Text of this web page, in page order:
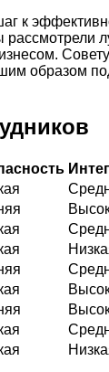
к
образом